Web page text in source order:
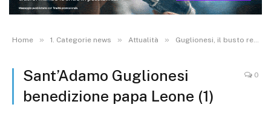
Home » 1. Categorie news » Attualità » Guglionesi, il busto reliquiario di Sant’Adamo benedetto da papa Leone XIV a 140 anni dalla realizzazione
Sant’Adamo Guglionesi
benedizione papa Leone (1)
0